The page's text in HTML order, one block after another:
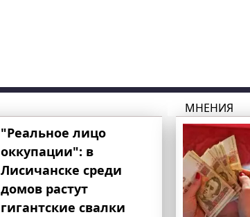
"Реальное лицо
оккупации": в
Лисичанске среди
домов растут
гигантские свалки
МНЕНИЯ